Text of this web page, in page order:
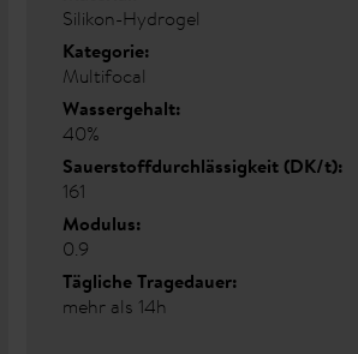
Silikon-Hydrogel
Kategorie:
Multifocal
Wassergehalt:
40%
Sauerstoffdurchlässigkeit (DK/t):
161
Modulus:
0.9
Tägliche Tragedauer:
mehr als 14h